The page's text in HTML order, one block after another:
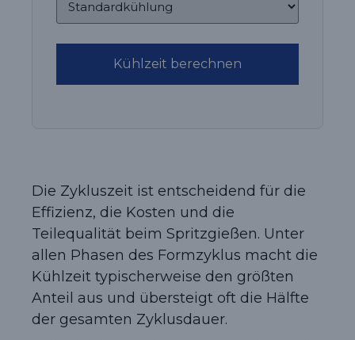
Kühlzeit berechnen
Die Zykluszeit ist entscheidend für die
Effizienz, die Kosten und die
Teilequalität beim Spritzgießen. Unter
allen Phasen des Formzyklus macht die
Kühlzeit typischerweise den größten
Anteil aus und übersteigt oft die Hälfte
der gesamten Zyklusdauer.